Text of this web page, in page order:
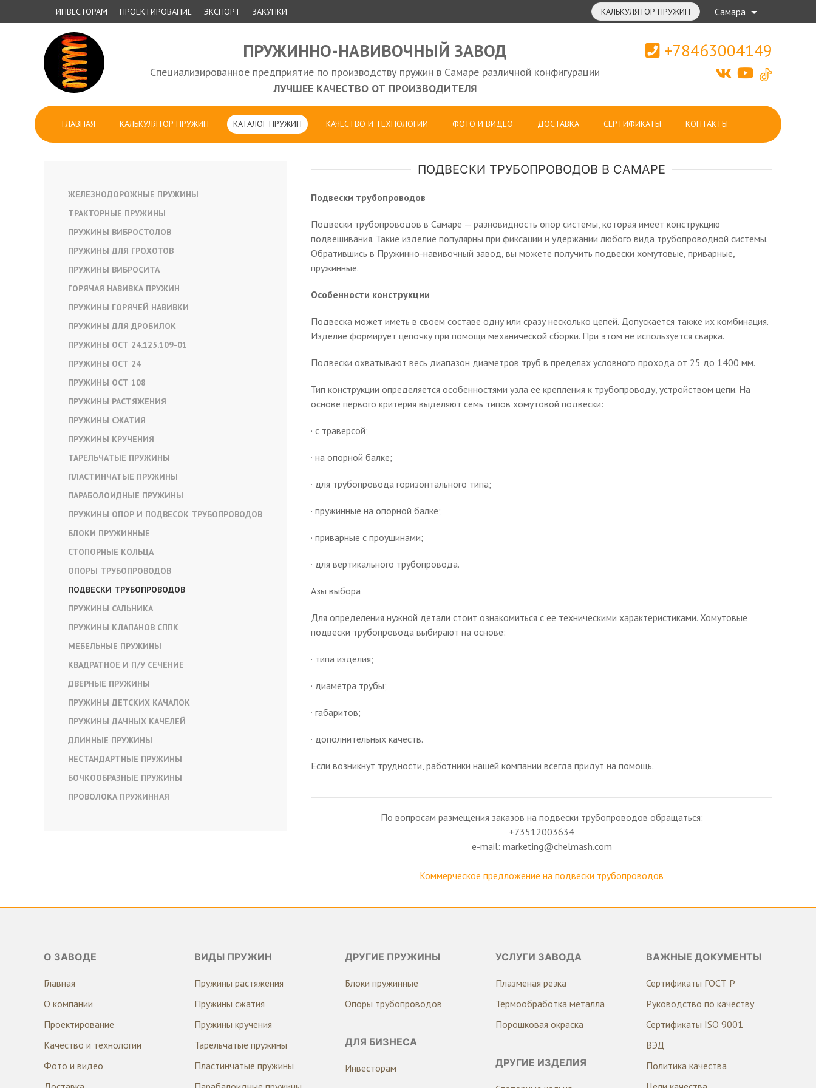
ИНВЕСТОРАМ ПРОЕКТИРОВАНИЕ ЭКСПОРТ ЗАКУПКИ КАЛЬКУЛЯТОР ПРУЖИН Самара
ПРУЖИННО-НАВИВОЧНЫЙ ЗАВОД
Специализированное предприятие по производству пружин в Самаре различной конфигурации
ЛУЧШЕЕ КАЧЕСТВО ОТ ПРОИЗВОДИТЕЛЯ
+78463004149
ГЛАВНАЯ КАЛЬКУЛЯТОР ПРУЖИН КАТАЛОГ ПРУЖИН КАЧЕСТВО И ТЕХНОЛОГИИ ФОТО И ВИДЕО ДОСТАВКА СЕРТИФИКАТЫ КОНТАКТЫ
ЖЕЛЕЗНОДОРОЖНЫЕ ПРУЖИНЫ
ТРАКТОРНЫЕ ПРУЖИНЫ
ПРУЖИНЫ ВИБРОСТОЛОВ
ПРУЖИНЫ ДЛЯ ГРОХОТОВ
ПРУЖИНЫ ВИБРОСИТА
ГОРЯЧАЯ НАВИВКА ПРУЖИН
ПРУЖИНЫ ГОРЯЧЕЙ НАВИВКИ
ПРУЖИНЫ ДЛЯ ДРОБИЛОК
ПРУЖИНЫ ОСТ 24.125.109-01
ПРУЖИНЫ ОСТ 24
ПРУЖИНЫ ОСТ 108
ПРУЖИНЫ РАСТЯЖЕНИЯ
ПРУЖИНЫ СЖАТИЯ
ПРУЖИНЫ КРУЧЕНИЯ
ТАРЕЛЬЧАТЫЕ ПРУЖИНЫ
ПЛАСТИНЧАТЫЕ ПРУЖИНЫ
ПАРАБОЛОИДНЫЕ ПРУЖИНЫ
ПРУЖИНЫ ОПОР И ПОДВЕСОК ТРУБОПРОВОДОВ
БЛОКИ ПРУЖИННЫЕ
СТОПОРНЫЕ КОЛЬЦА
ОПОРЫ ТРУБОПРОВОДОВ
ПОДВЕСКИ ТРУБОПРОВОДОВ
ПРУЖИНЫ САЛЬНИКА
ПРУЖИНЫ КЛАПАНОВ СППК
МЕБЕЛЬНЫЕ ПРУЖИНЫ
КВАДРАТНОЕ И П/У СЕЧЕНИЕ
ДВЕРНЫЕ ПРУЖИНЫ
ПРУЖИНЫ ДЕТСКИХ КАЧАЛОК
ПРУЖИНЫ ДАЧНЫХ КАЧЕЛЕЙ
ДЛИННЫЕ ПРУЖИНЫ
НЕСТАНДАРТНЫЕ ПРУЖИНЫ
БОЧКООБРАЗНЫЕ ПРУЖИНЫ
ПРОВОЛОКА ПРУЖИННАЯ
ПОДВЕСКИ ТРУБОПРОВОДОВ В САМАРЕ
Подвески трубопроводов
Подвески трубопроводов в Самаре — разновидность опор системы, которая имеет конструкцию
подвешивания. Такие изделие популярны при фиксации и удержании любого вида трубопроводной системы.
Обратившись в Пружинно-навивочный завод, вы можете получить подвески хомутовые, приварные,
пружинные.
Особенности конструкции
Подвеска может иметь в своем составе одну или сразу несколько цепей. Допускается также их комбинация.
Изделие формирует цепочку при помощи механической сборки. При этом не используется сварка.
Подвески охватывают весь диапазон диаметров труб в пределах условного прохода от 25 до 1400 мм.
Тип конструкции определяется особенностями узла ее крепления к трубопроводу, устройством цепи. На
основе первого критерия выделяют семь типов хомутовой подвески:
· с траверсой;
· на опорной балке;
· для трубопровода горизонтального типа;
· пружинные на опорной балке;
· приварные с проушинами;
· для вертикального трубопровода.
Азы выбора
Для определения нужной детали стоит ознакомиться с ее техническими характеристиками. Хомутовые
подвески трубопровода выбирают на основе:
· типа изделия;
· диаметра трубы;
· габаритов;
· дополнительных качеств.
Если возникнут трудности, работники нашей компании всегда придут на помощь.
По вопросам размещения заказов на подвески трубопроводов обращаться:
+73512003634
e-mail: marketing@chelmash.com
Коммерческое предложение на подвески трубопроводов
О ЗАВОДЕ
Главная
О компании
Проектирование
Качество и технологии
Фото и видео
ВИДЫ ПРУЖИН
Пружины растяжения
Пружины сжатия
Пружины кручения
Тарельчатые пружины
Пластинчатые пружины
ДРУГИЕ ПРУЖИНЫ
Блоки пружинные
Опоры трубопроводов
ДЛЯ БИЗНЕСА
Инвесторам
УСЛУГИ ЗАВОДА
Плазменая резка
Термообработка металла
Порошковая окраска
ДРУГИЕ ИЗДЕЛИЯ
ВАЖНЫЕ ДОКУМЕНТЫ
Сертификаты ГОСТ Р
Руководство по качеству
Сертификаты ISO 9001
ВЭД
Политика качества